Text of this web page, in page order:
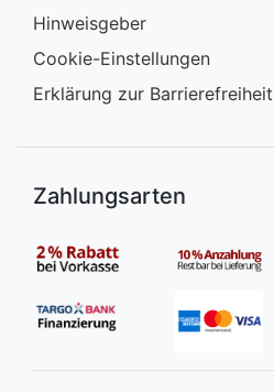
Hinweisgeber
Cookie-Einstellungen
Erklärung zur Barrierefreiheit
Zahlungsarten